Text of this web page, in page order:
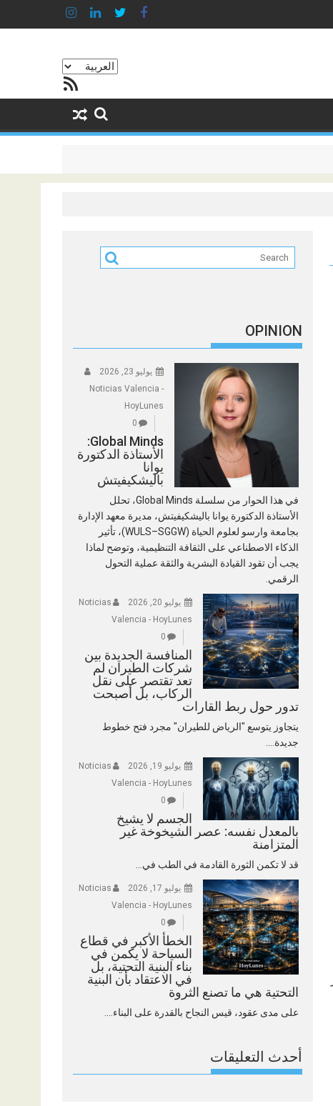
اختر
خلاصة RSS
OPINION
يوليو 23, 2026
Noticias Valencia -
HoyLunes
0
Global Minds:
الأستاذة الدكتورة
يوانا
باليشكيفيتش
في هذا الحوار من سلسلة Global Minds، تحلل
الأستاذة الدكتورة يوانا باليشكيفيتش، مديرة معهد الإدارة
بجامعة وارسو لعلوم الحياة (WULS–SGGW)، تأثير
الذكاء الاصطناعي على الثقافة التنظيمية، وتوضح لماذا
يجب أن تقود القيادة البشرية والثقة عملية التحول
الرقمي.
يوليو 20, 2026
Noticias
Valencia - HoyLunes
0
المنافسة الجديدة بين
شركات الطيران لم
تعد تقتصر على نقل
الركاب، بل أصبحت
تدور حول ربط القارات
يتجاوز يتوسع "الرياض للطيران" مجرد فتح خطوط
جديدة....
يوليو 19, 2026
Noticias
Valencia - HoyLunes
0
الجسم لا يشيخ
بالمعدل نفسه: عصر الشيخوخة غير
المتزامنة
قد لا تكمن الثورة القادمة في الطب في...
يوليو 17, 2026
Noticias
Valencia - HoyLunes
0
الخطأ الأكبر في قطاع
السياحة لا يكمن في
بناء البنية التحتية، بل
في الاعتقاد بأن البنية
التحتية هي ما تصنع الثروة
على مدى عقود، قيس النجاح بالقدرة على البناء....
أحدث التعليقات